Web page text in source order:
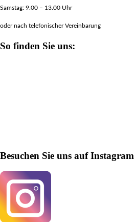
Samstag: 9.00 – 13.00 Uhr
oder nach telefonischer Vereinbarung
So finden Sie uns:
Besuchen Sie uns auf Instagram